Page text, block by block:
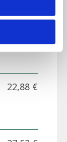
8,14 €
22,88 €